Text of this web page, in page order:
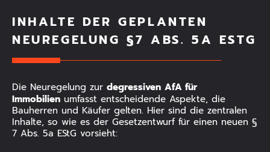
INHALTE DER GEPLANTEN
NEUREGELUNG §7 ABS. 5A ESTG
Die Neuregelung zur degressiven AfA für
Immobilien umfasst entscheidende Aspekte, die
Bauherren und Käufer gelten. Hier sind die zentralen
Inhalte, so wie es der Gesetzentwurf für einen neuen §
7 Abs. 5a EStG vorsieht: